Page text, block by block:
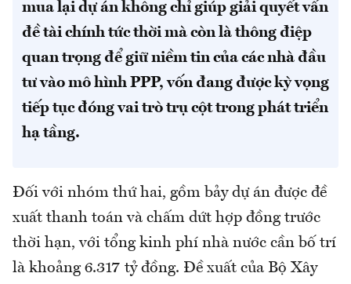
mua lại dự án không chỉ giúp giải quyết vấn
đề tài chính tức thời mà còn là thông điệp
quan trọng để giữ niềm tin của các nhà đầu
tư vào mô hình PPP, vốn đang được kỳ vọng
tiếp tục đóng vai trò trụ cột trong phát triển
hạ tầng.
Đối với nhóm thứ hai, gồm bảy dự án được đề
xuất thanh toán và chấm dứt hợp đồng trước
thời hạn, với tổng kinh phí nhà nước cần bố trí
là khoảng 6.317 tỷ đồng. Đề xuất của Bộ Xây